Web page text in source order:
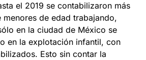
el 2019 se contabilizaron más
de edad trabajando,
en la ciudad de México se
en la explotación infantil, con
Esto sin contar la